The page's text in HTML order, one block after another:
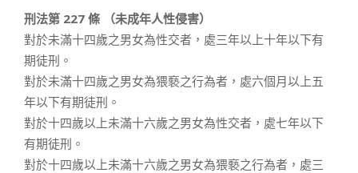
刑法第 227 條 （未成年人性侵害）
對於未滿十四歲之男女為性交者，處三年以上十年以下有
期徒刑。
對於未滿十四歲之男女為猥褻之行為者，處六個月以上五
年以下有期徒刑。
對於十四歲以上未滿十六歲之男女為性交者，處七年以下
有期徒刑。
對於十四歲以上未滿十六歲之男女為猥褻之行為者，處三